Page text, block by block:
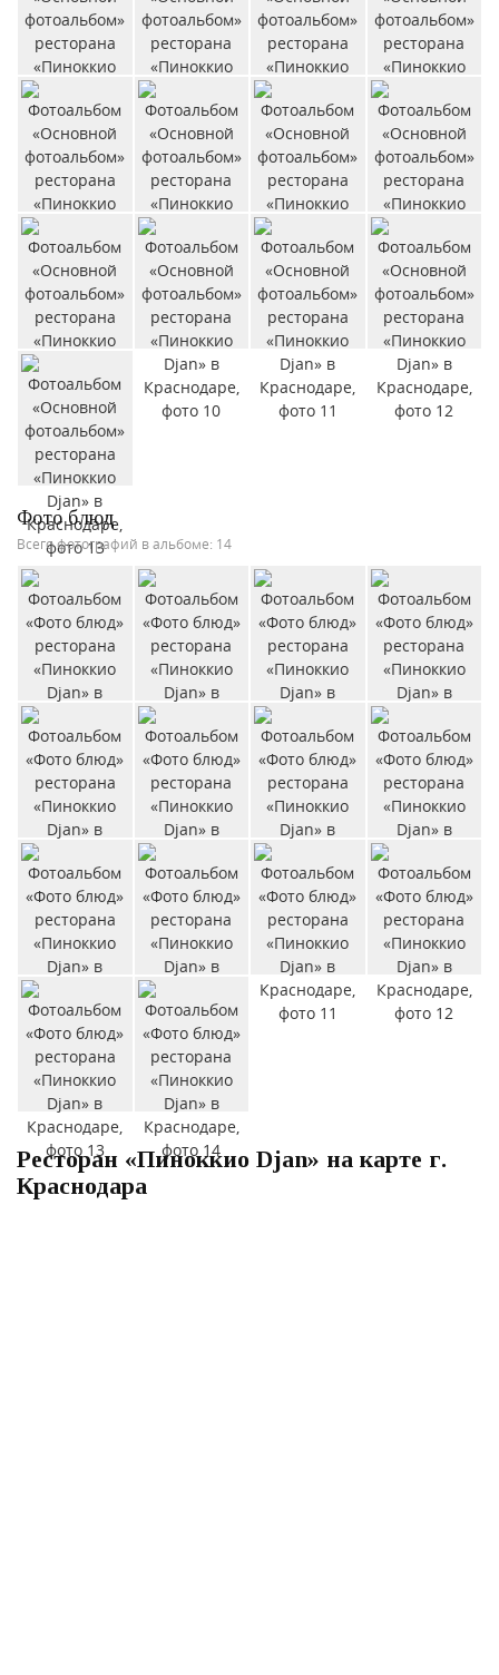
Фото блюд
Всего фотографий в альбоме: 14
Ресторан «Пиноккио Djan» на карте г.
Краснодара